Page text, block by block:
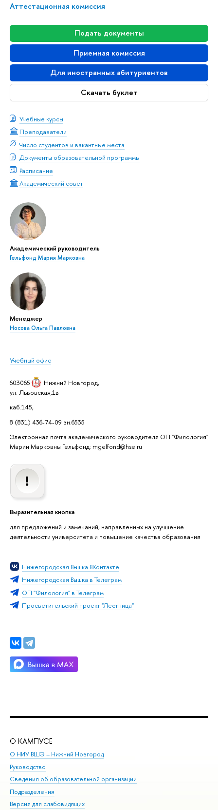
Аттестационная комиссия
Подать документы
Приемная комиссия
Для иностранных абитуриентов
Скачать буклет
Учебные курсы
Преподаватели
Число студентов и вакантные места
Документы образовательной программы
Расписание
Академический совет
Академический руководитель
Гельфонд Мария Марковна
Менеджер
Носова Ольга Павловна
Учебный офис
603065 Нижний Новгород,
ул. Львовская,1в
каб.145,
8 (831) 436-74-09 вн.6535
Электронная почта академического руководителя ОП "Филология"
Марии Марковны Гельфонд: mgelfond@hse.ru
Выразительная кнопка
для предложений и замечаний, направленных на улучшение
деятельности университета и повышение качества образования
Нижегородская Вышка ВКонтакте
Нижегородская Вышка в Телеграм
ОП "Филология" в Телеграм
Просветительский проект "Лестница"
О КАМПУСЕ
О НИУ ВШЭ – Нижний Новгород
Руководство
Сведения об образовательной организации
Подразделения
Версия для слабовидящих